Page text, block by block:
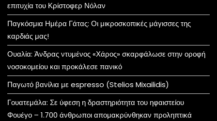
επιτυχία του Κρίστοφερ Νόλαν
Παγκόσμια Ημέρα Γάτας: Οι μικροσκοπικές μάγισσες της
καρδιάς μας!
Ουαλία: Άνδρας ντυμένος «Χάρος» σκαρφάλωσε στην οροφή
νοσοκομείου και προκάλεσε πανικό
Παγωτό βανίλια με espresso (Stelios Mixailidis)
Γουατεμάλα: Σε ύφεση η δραστηριότητα του ηφαιστείου
Φουέγο – 1.700 άνθρωποι απομακρύνθηκαν προληπτικά